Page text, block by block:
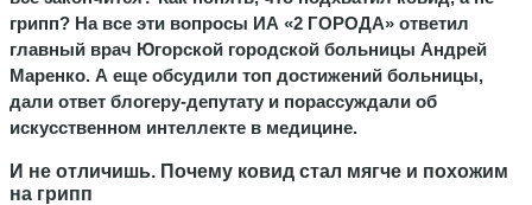
грипп? На все эти вопросы ИА «2 ГОРОДА» ответил
главный врач Югорской городской больницы Андрей
Маренко. А еще обсудили топ достижений больницы,
дали ответ блогеру-депутату и порассуждали об
искусственном интеллекте в медицине.
И не отличишь. Почему ковид стал мягче и похожим
на грипп